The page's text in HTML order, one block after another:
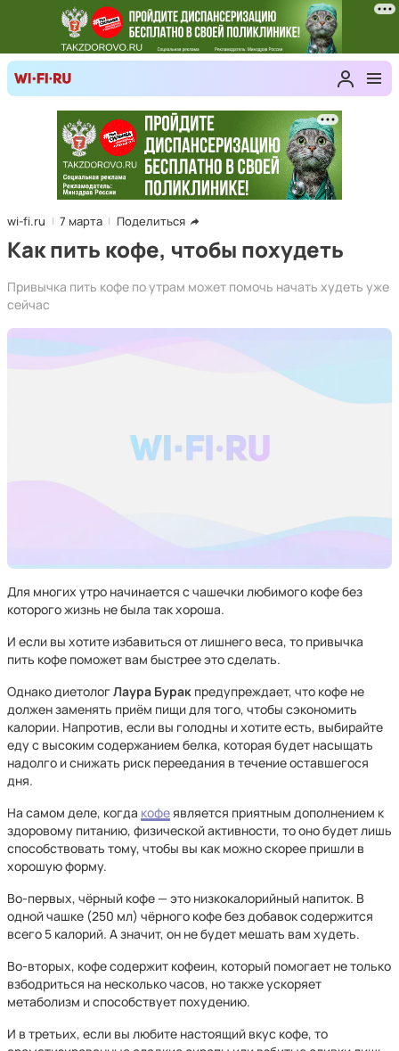
wi-fi.ru 7 марта Поделиться
Как пить кофе, чтобы похудеть
Привычка пить кофе по утрам может помочь начать худеть уже
сейчас
Для многих утро начинается с чашечки любимого кофе без
которого жизнь не была так хороша.
И если вы хотите избавиться от лишнего веса, то привычка
пить кофе поможет вам быстрее это сделать.
Однако диетологЛаура Бурак предупреждает, что кофе не
должен заменять приём пищи для того, чтобы сэкономить
калории. Напротив, если вы голодны и хотите есть, выбирайте
еду с высоким содержанием белка, которая будет насыщать
надолго и снижать риск переедания в течение оставшегося
дня.
На самом деле, когда кофеявляется приятным дополнением к
здоровому питанию, физической активности, то оно будет лишь
способствовать тому, чтобы вы как можно скорее пришли в
хорошую форму.
Во-первых, чёрный кофе — это низкокалорийный напиток. В
одной чашке (250 мл) чёрного кофе без добавок содержится
всего 5 калорий. А значит, он не будет мешать вам худеть.
Во-вторых, кофе содержит кофеин, который помогает не только
взбодриться на несколько часов, но также ускоряет
метаболизм и способствует похудению.
И в третьих, если вы любите настоящий вкус кофе, то